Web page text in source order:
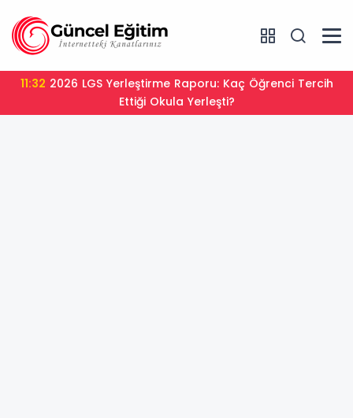
11:32
Ettiği Okula Yerleşti?